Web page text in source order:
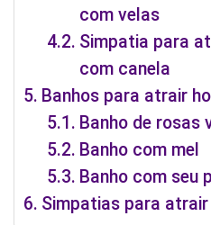
com velas
Simpatia para
com canela
Banhos para atrair
Banho de rosas
Banho com mel
Banho com seu
Simpatias para